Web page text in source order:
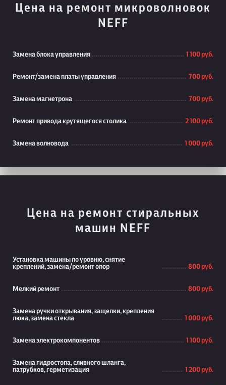
Цена на ремонт микроволновок
NEFF
Замена блока управления 1 100 руб.
Ремонт/замена платы управления 700 руб.
Замена магнетрона 700 руб.
Ремонт привода крутящегося столика 2 100 руб.
Замена волновода 1 000 руб.
Цена на ремонт стиральных
машин NEFF
Установка машины по уровню, снятие
креплений, замена/ремонт опор
800 руб.
Мелкий ремонт 800 руб.
Замена ручки открывания, защелки, крепления
люка, замена стекла
1 000 руб.
Замена электрокомпонентов 1 100 руб.
Замена гидростопа, сливного шланга,
патрубков, герметизация
1 200 руб.